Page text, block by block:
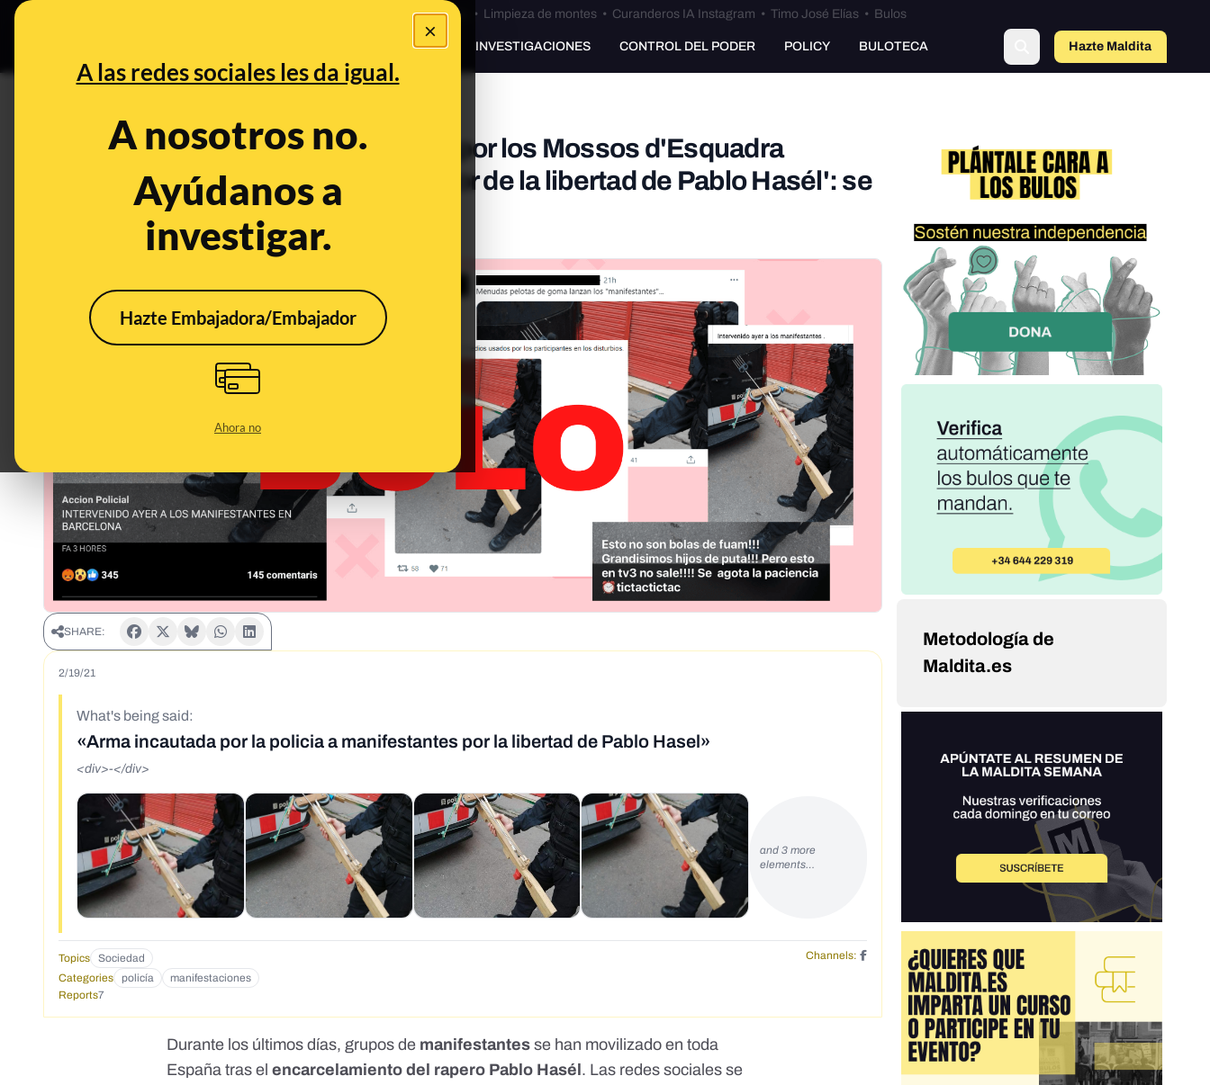
×
A las redes sociales les da igual.
A nosotros no.
Ayúdanos a
investigar.
Hazte Embajadora/Embajador
Ahora no
Bulos Ceuta • Limpieza de montes• Curanderos IA Instagram • Timo José Elías• Bulos
PREBUNKING INVESTIGACIONES CONTROL DEL PODER POLICY BULOTECA Hazte Maldito
a
No, esta ballesta no fue requisada por los Mossos d'Esquadra
durante las manifestaciones 'a favor de la libertad de Pablo Hasél': se
incautó durante un desahucio
Feb 19, 2021, 12:19:08 PM
SHARE:
2/19/21
What's being said:
«Arma incautada por la policia a manifestantes por la libertad de Pablo Hasel»
<div>-</div>
and 3 more
elements…
Topics Sociedad
Channels:
Categories
policía
manifestaciones
Reports7
Durante los últimos días,grupos de manifestantes se han movilizado en toda
España tras elencarcelamiento del rapero Pablo Hasél . Las redes sociales se
Metodología de
Maldita.es